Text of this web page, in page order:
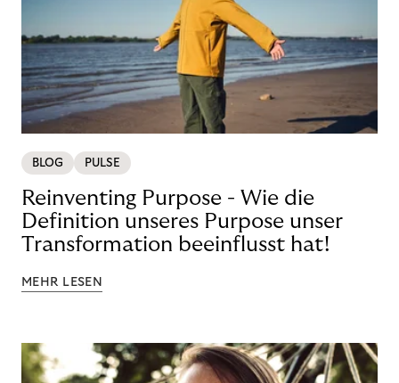
BLOG PULSE
Reinventing Purpose - Wie die
Definition unseres Purpose unser
Transformation beeinflusst hat!
MEHR LESEN